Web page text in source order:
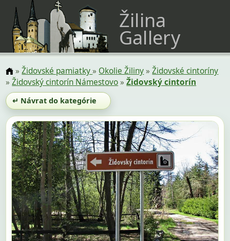
Žilina
Gallery
»Židovské pamiatky» Okolie Žiliny»Židovské cintoríny
»Židovský cintorín Námestovo»Židovský cintorín
↵ Návrat do kategórie